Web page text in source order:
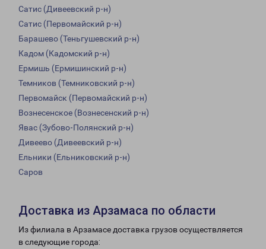
Сатис (Дивеевский р-н)
Сатис (Первомайский р-н)
Барашево (Теньгушевский р-н)
Кадом (Кадомский р-н)
Ермишь (Ермишинский р-н)
Темников (Темниковский р-н)
Первомайск (Первомайский р-н)
Вознесенское (Вознесенский р-н)
Явас (Зубово-Полянский р-н)
Дивеево (Дивеевский р-н)
Ельники (Ельниковский р-н)
Саров
Доставка из Арзамаса по области
Из филиала в Арзамасе доставка грузов осуществляется
в следующие города: